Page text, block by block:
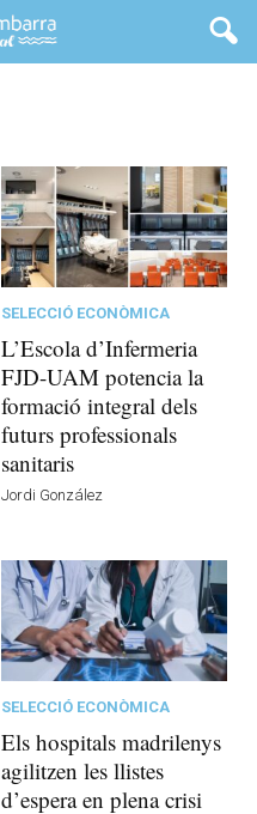
SELECCIÓ ECONÒMICA
L’Escola d’Infermeria
FJD-UAM potencia la
formació integral dels
futurs professionals
sanitaris
Jordi González
SELECCIÓ ECONÒMICA
Els hospitals madrilenys
agilitzen les llistes
d’espera en plena crisi